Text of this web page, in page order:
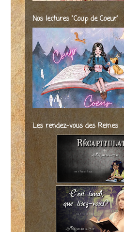
Nos lectures "Coup de Coeur"
Les rendez-vous des Reines